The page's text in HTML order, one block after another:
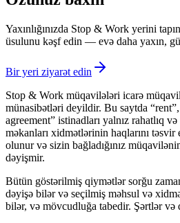
Yaxınlığınızda Stop & Work yerini
üsulunu kəşf edin — evə daha yaxın,
Bir yeri ziyarət edin
Stop & Work müqavilələri icarə
münasibətləri deyildir. Bu saytda
agreement” istinadları yalnız rahatlıq
məkanları xidmətlərinin haqlarını
olunur və sizin bağladığınız
dəyişmir.
Bütün göstərilmiş qiymətlər sorğu
dəyişə bilər və seçilmiş məhsul və
bilər, və mövcudluğa tabedir. Şərtlər və